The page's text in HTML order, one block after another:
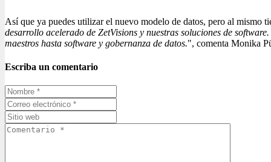
Así que ya puedes utilizar el nuevo modelo de datos, pero al mismo
desarrollo acelerado de ZetVisions y nuestras soluciones de
maestros hasta software y gobernanza de datos.", comenta Monika
Escriba un comentario